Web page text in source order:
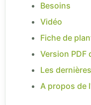
Besoins
Vidéo
Fiche de
Version PDF
Les
A propos de